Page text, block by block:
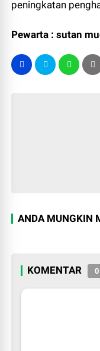
peningkatan
Pewarta : sutan
ANDA MUNGKIN
KOMENTAR 0